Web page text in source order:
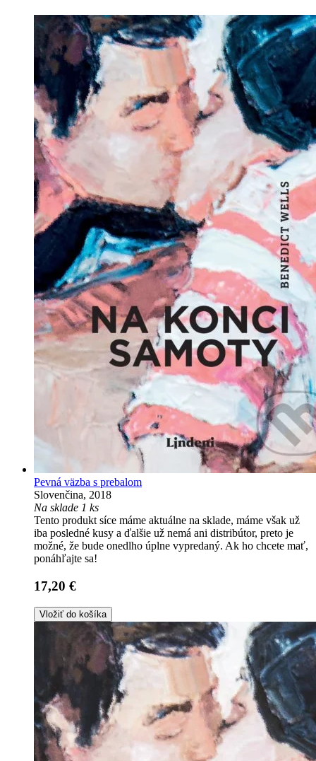
Pevná väzba s prebalom
Slovenčina, 2018
Na sklade 1 ks
Tento produkt síce máme aktuálne na sklade, máme však už
iba posledné kusy a ďalšie už nemá ani distribútor, preto je
možné, že bude onedlho úplne vypredaný. Ak ho chcete mať,
ponáhľajte sa!
17,20 €
Vložiť do košíka